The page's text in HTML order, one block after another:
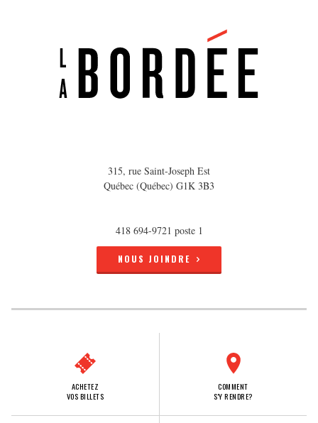
315, rue Saint-Joseph Est
Québec (Québec) G1K 3B3
418 694-9721 poste 1
NOUS JOINDRE
ACHETEZ
VOS BILLETS
COMMENT
S'Y RENDRE?